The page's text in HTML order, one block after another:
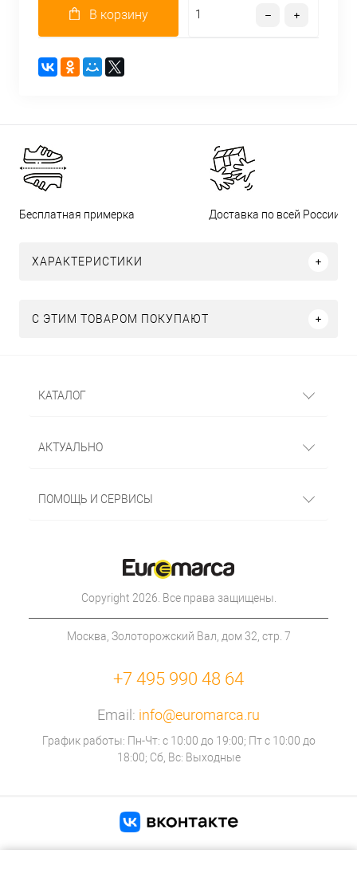
В корзину
Бесплатная примерка Доставка по всей России
ХАРАКТЕРИСТИКИ
С ЭТИМ ТОВАРОМ ПОКУПАЮТ
КАТАЛОГ
АКТУАЛЬНО
ПОМОЩЬ И СЕРВИСЫ
Copyright 2026. Все права защищены.
Москва, Золоторожский Вал, дом 32, стр. 7
+7 495 990 48 64
Email: info@euromarca.ru
График работы: Пн-Чт: с 10:00 до 19:00; Пт с 10:00 до
18:00; Сб, Вс: Выходные